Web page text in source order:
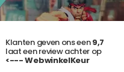
Klanten geven ons een9,7
laat een review achter op
<--- WebwinkelKeur